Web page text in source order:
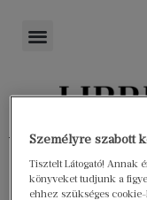
Személyre szabott
Tisztelt Látogató! Annak
könyveket tudjunk a
ehhez szükséges